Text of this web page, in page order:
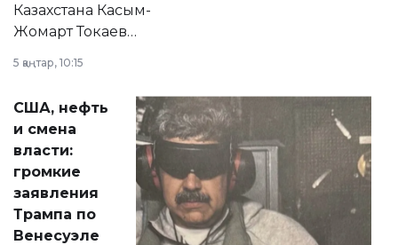
Казахстана Касым-
Жомарт Токаев
сразу несколько
актуальных тем —
от слухов о
политических
реформах до
вопросов армии,
экономики и
личного здоровья.
5 қаңтар, 10:15
США, нефть
и смена
власти:
громкие
заявления
Трампа по
Венесуэле